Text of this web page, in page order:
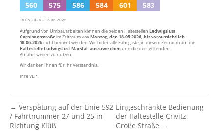
560
575 586 584 601 583
18.05.2026 – 18.06.2026
Aufgrund von Umbauarbeiten können die beiden Haltestellen Ludwigslust
Garnisonsstraßeim Zeitraum von Montag, den 18.05.2026, bis voraussichtlich
18.06.2026nicht bedient werden. Wir bitten alle Fahrgäste, in diesem Zeitraum auf die
Haltestelle Ludwigslust Marstall auszuweichenund die dort geltenden
Abfahrtszeiten zu nutzen.
Wir danken Ihnen für Ihr Verständnis.
Ihre VLP
← Verspätung auf der Linie 592
/ Fahrtnummer 27 und 25 in
Richtung Klüß
Eingeschränkte Bedienung
der Haltestelle Crivitz,
Große Straße →